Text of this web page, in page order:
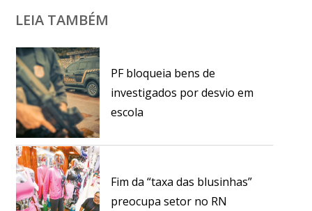
LEIA TAMBÉM
PF bloqueia bens de
investigados por desvio em
escola
Fim da “taxa das blusinhas”
preocupa setor no RN